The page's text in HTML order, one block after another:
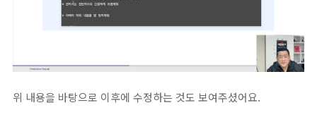
위 내용을 바탕으로 이후에 수정하는 것도 보여주셨어요.